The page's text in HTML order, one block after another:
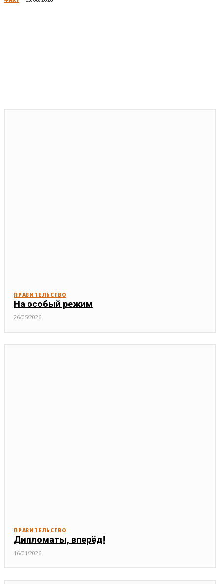
ПРАВИТЕЛЬСТВО
На особый режим
26/05/2026
ПРАВИТЕЛЬСТВО
Дипломаты, вперёд!
16/01/2026